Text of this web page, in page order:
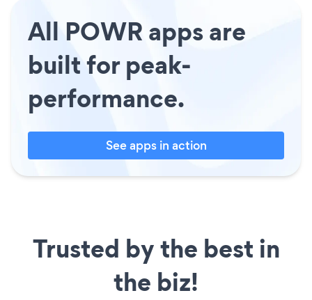
All POWR apps are
built for peak-
performance.
See apps in action
Trusted by the best in
the biz!